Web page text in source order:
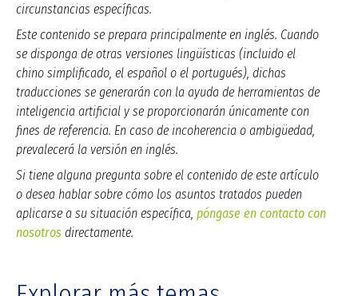
circunstancias específicas.
Este contenido se prepara principalmente en inglés. Cuando
se disponga de otras versiones lingüísticas (incluido el
chino simplificado, el español o el portugués), dichas
traducciones se generarán con la ayuda de herramientas de
inteligencia artificial y se proporcionarán únicamente con
fines de referencia. En caso de incoherencia o ambigüedad,
prevalecerá la versión en inglés.
Si tiene alguna pregunta sobre el contenido de este artículo
o desea hablar sobre cómo los asuntos tratados pueden
aplicarse a su situación específica, póngase en contacto con
nosotros directamente.